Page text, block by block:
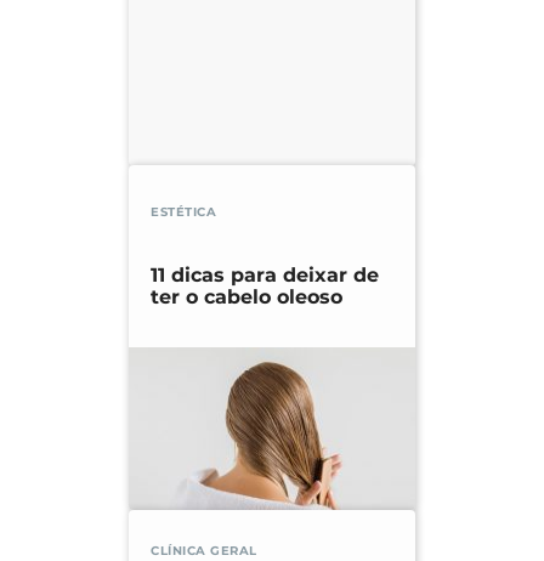
ESTÉTICA
11 dicas para deixar de
ter o cabelo oleoso
CLÍNICA GERAL